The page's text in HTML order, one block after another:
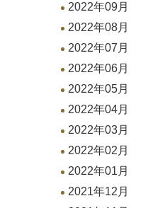
2022年09月
2022年08月
2022年07月
2022年06月
2022年05月
2022年04月
2022年03月
2022年02月
2022年01月
2021年12月